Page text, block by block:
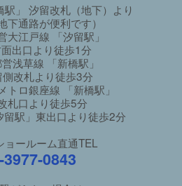
」 汐留改札（地下）より
下通路が便利です）
大江戸線 「汐留駅」
出口より徒歩1分
浅草線 「新橋駅」
改札より徒歩3分
トロ銀座線 「新橋駅」
札口より徒歩5分
駅」東出口より徒歩2分
ョールーム直通TEL
0843